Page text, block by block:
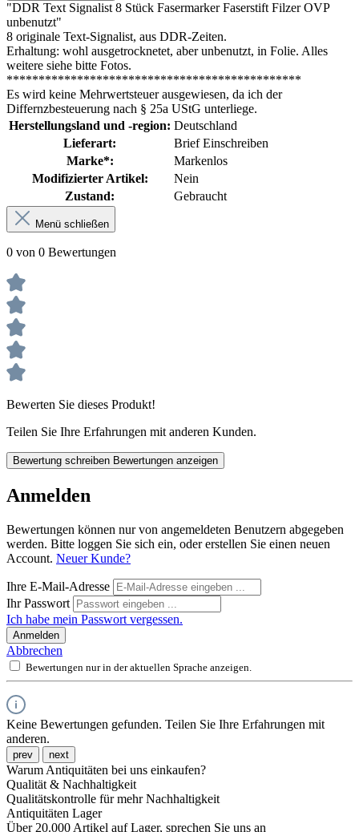
"DDR Text Signalist 8 Stück Fasermarker Faserstift Filzer OVP
unbenutzt"
8 originale Text-Signalist, aus DDR-Zeiten.
Erhaltung: wohl ausgetrocknetet, aber unbenutzt, in Folie. Alles
weitere siehe bitte Fotos.
**********************************************
Es wird keine Mehrwertsteuer ausgewiesen, da ich der
Differnzbesteuerung nach § 25a UStG unterliege.
Herstellungsland und -region: Deutschland
Lieferart:
Brief Einschreiben
Marke*:
Markenlos
Modifizierter Artikel:
Nein
Zustand:
Gebraucht
Menü schließen
0 von 0 Bewertungen
Bewerten Sie dieses Produkt!
Teilen Sie Ihre Erfahrungen mit anderen Kunden.
Bewertung schreiben Bewertungen anzeigen
Anmelden
Bewertungen können nur von angemeldeten Benutzern abgegeben
werden. Bitte loggen Sie sich ein, oder erstellen Sie einen neuen
Account. Neuer Kunde?
Ihre E-Mail-Adresse
Ihr Passwort
Ich habe mein Passwort vergessen.
Anmelden
Abbrechen
Bewertungen nur in der aktuellen Sprache anzeigen.
Keine Bewertungen gefunden. Teilen Sie Ihre Erfahrungen mit
anderen.
prev next
Warum Antiquitäten bei uns einkaufen?
Qualität & Nachhaltigkeit
Qualitätskontrolle für mehr Nachhaltigkeit
Antiquitäten Lager
Über 20.000 Artikel auf Lager, sprechen Sie uns an